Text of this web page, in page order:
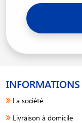
INFORMATIONS
La société
Livraison à domicile